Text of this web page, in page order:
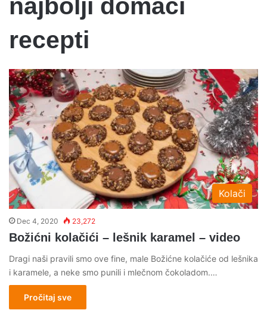
najbolji domaci
recepti
Kolači
Dec 4, 2020 23,272
Božićni kolačići – lešnik karamel – video
Dragi naši pravili smo ove fine, male Božićne kolačiće od lešnika
i karamele, a neke smo punili i mlečnom čokoladom.…
Pročitaj sve